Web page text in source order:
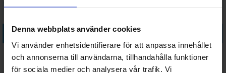
Denna webbplats använder cookies
Vi använder enhetsidentifierare för att anpassa innehållet
och annonserna till användarna, tillhandahålla funktioner
för sociala medier och analysera vår trafik. Vi
Köp
Balance
Beans
Köp
Sequence
Junior
Köp
Dragomino
Brädspel
Omvendspillet
- SVENSK